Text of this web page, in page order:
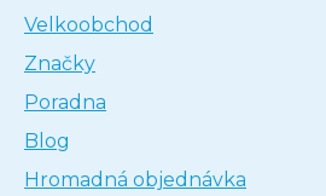
Velkoobchod
Značky
Poradna
Blog
Hromadná objednávka